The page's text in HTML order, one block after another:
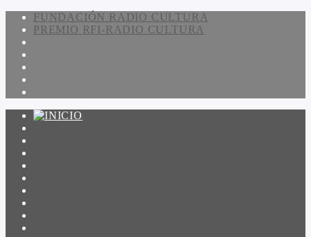
FUNDACIÓN RADIO CULTURA
PREMIO RFI-RADIO CULTURA